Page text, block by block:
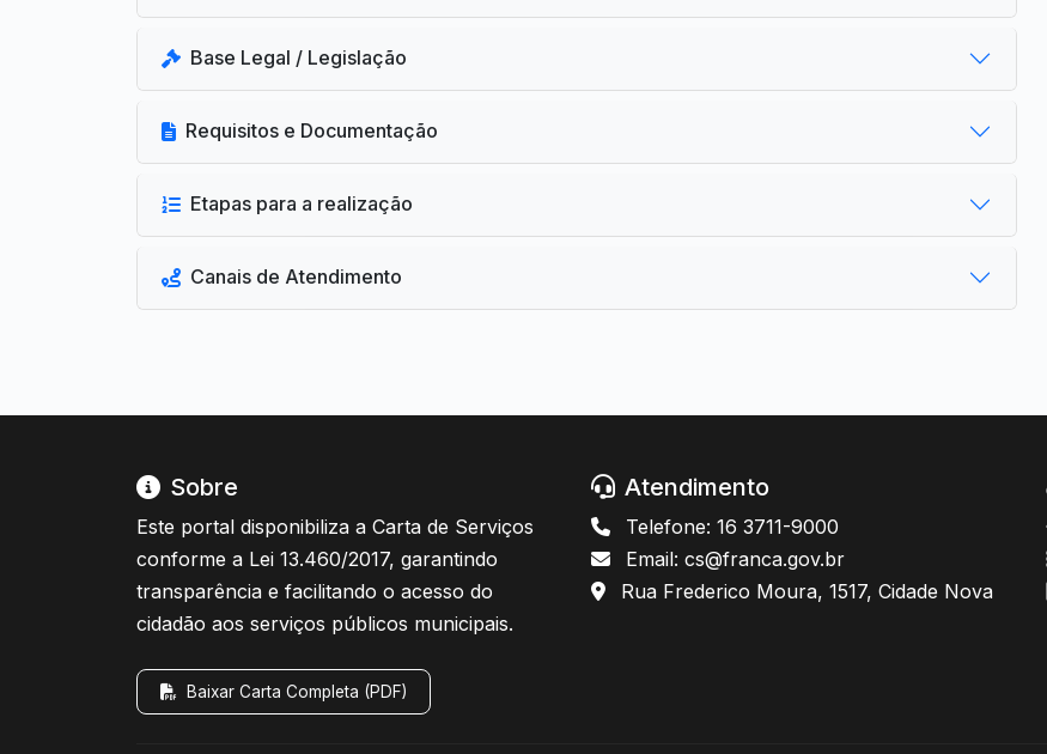
Base Legal / Legislação
Requisitos e Documentação
Etapas para a realização
Canais de Atendimento
Sobre
Este portal disponibiliza a Carta de Serviços
conforme a Lei 13.460/2017, garantindo
transparência e facilitando o acesso do
cidadão aos serviços públicos municipais.
Baixar Carta Completa (PDF)
Atendimento
Telefone: 16 3711-9000
Email: cs@franca.gov.br
Rua Frederico Moura, 1517, Cidade Nova